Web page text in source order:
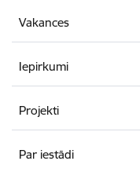
Vakances
Iepirkumi
Projekti
Par iestādi